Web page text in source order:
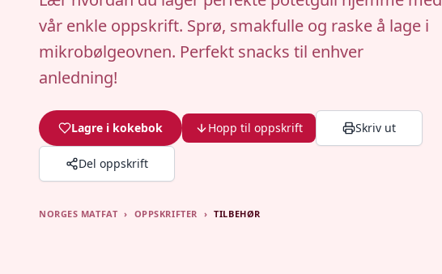
vår enkle oppskrift. Sprø, smakfulle og raske å lage i
mikrobølgeovnen. Perfekt snacks til enhver
anledning!
Lagre i kokebok Hopp til oppskrift Skriv ut
Del oppskrift
NORGES MATFAT › OPPSKRIFTER › TILBEHØR